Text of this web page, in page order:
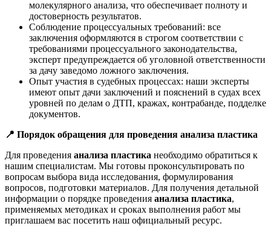
молекулярного анализа, что обеспечивает полноту и
достоверность результатов.
Соблюдение процессуальных требований: все
заключения оформляются в строгом соответствии с
требованиями процессуального законодательства,
эксперт предупреждается об уголовной ответственности
за дачу заведомо ложного заключения.
Опыт участия в судебных процессах: наши эксперты
имеют опыт дачи заключений и пояснений в судах всех
уровней по делам о ДТП, кражах, контрабанде, подделке
документов.
📍 Порядок обращения для проведения анализа пластика
Для проведения анализа пластика необходимо обратиться к
нашим специалистам. Мы готовы проконсультировать по
вопросам выбора вида исследования, формулирования
вопросов, подготовки материалов. Для получения детальной
информации о порядке проведения анализа пластика,
применяемых методиках и сроках выполнения работ мы
приглашаем вас посетить наш официальный ресурс.